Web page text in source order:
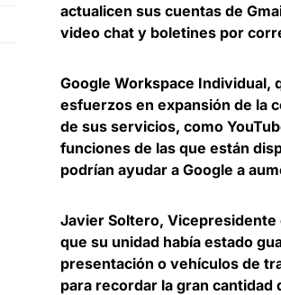
actualicen sus cuentas de
video chat y boletines por
Google Workspace Individual,
esfuerzos en expansión de la
de sus servicios, como
funciones de las que están
podrían ayudar a Google a
Javier Soltero, Vicepresidente
que su unidad había estado
presentación o vehículos de
para recordar la gran